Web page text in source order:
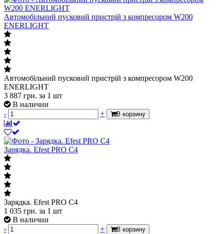
Автомобільний пусковий пристрій з компресором W200
ENERLIGHT
Автомобільний пусковий пристрій з компресором W200
ENERLIGHT
3 887 грн. за 1 шт
В наличии
-
+ В корзину
Зарядка. Efest PRO C4
Зарядка. Efest PRO C4
1 035 грн. за 1 шт
В наличии
-
+ В корзину